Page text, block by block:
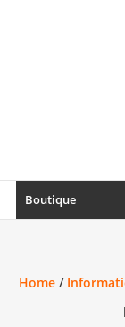
Ordinateur,
électronique
Boutique
Home/